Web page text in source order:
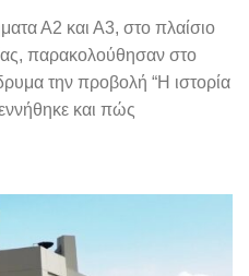
Α2 και Α3, στο πλαίσιο
παρακολούθησαν στο
την προβολή “Η ιστορία
και πώς